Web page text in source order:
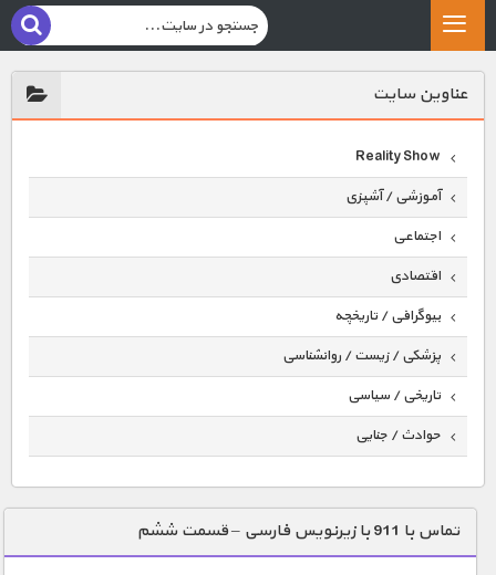
عناوين سايت
Reality Show
آموزشی / آشپزی
اجتماعی
اقتصادی
بیوگرافی / تاریخچه
پزشکی / زیست / روانشناسی
تاریخی / سیاسی
حوادث / جنایی
دنیای خوراکی ها
زمین شناسی / محیط زیست
تماس با 911 با زیرنویس فارسی – قسمت ششم